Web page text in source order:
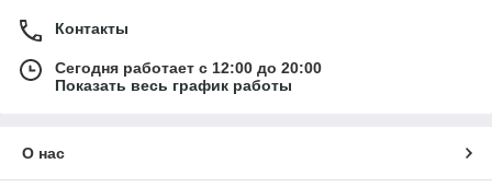
Контакты
Сегодня работает с 12:00 до 20:00
Показать весь график работы
О нас